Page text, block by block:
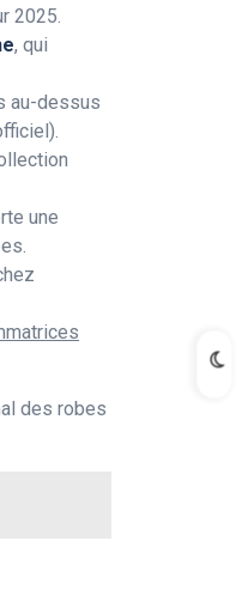
2025.
, qui
au-dessus
une
des robes